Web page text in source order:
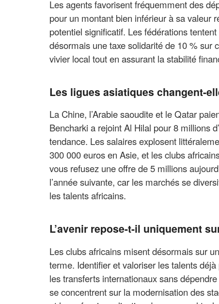
Les agents favorisent fréquemment des
pour un montant bien inférieur à sa valeur
potentiel significatif. Les fédérations
désormais une taxe solidarité de 10 % sur
vivier local tout en assurant la stabilité
Les ligues asiatiques changent-
La Chine, l’Arabie saoudite et le Qatar
Bencharki a rejoint Al Hilal pour 8 millions
tendance. Les salaires explosent
300 000 euros en Asie, et les clubs
vous refusez une offre de 5 millions
l’année suivante, car les marchés se
les talents africains.
L’avenir repose-t-il uniquement
Les clubs africains misent désormais sur
terme. Identifier et valoriser les talents
les transferts internationaux sans
se concentrent sur la modernisation des